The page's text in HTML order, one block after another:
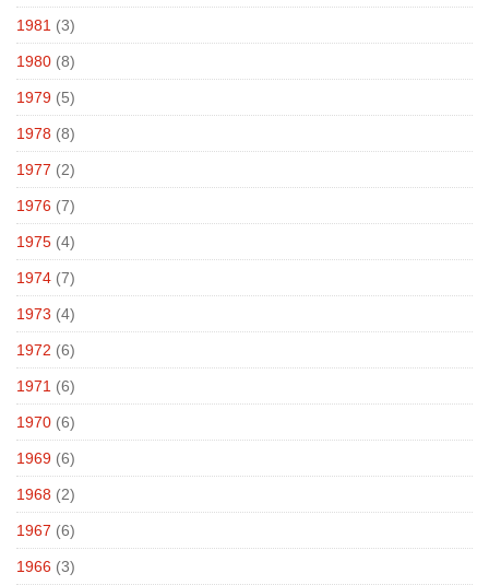
1981 (3)
1980 (8)
1979 (5)
1978 (8)
1977 (2)
1976 (7)
1975 (4)
1974 (7)
1973 (4)
1972 (6)
1971 (6)
1970 (6)
1969 (6)
1968 (2)
1967 (6)
1966 (3)